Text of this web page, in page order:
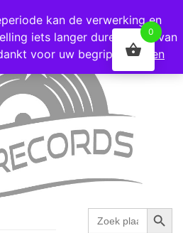
= vandaag verzonden!
Zoek
naar:
kan de verwerking en
iets langer duren dan u van
voor uw begrip!
Negeren
0